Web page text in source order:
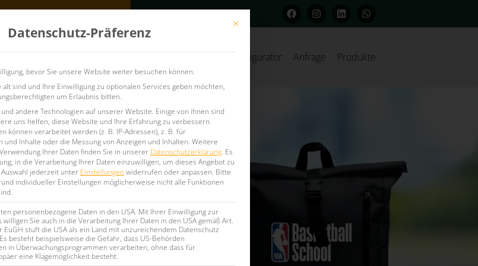
Konfigurator
Konfigurator Anfrage Produkte
DEINE FIRMA
DeineRucksäcke
Fashion und
Mit diesem Button wird der Dialog geschlossen. Seine Funktionalität ist
Datenschutz-Präferenz
bevor Sie unsere Website weiter besuchen können.
alt sind und Ihre Einwilligung zu optionalen Services geben möchten,
um Erlaubnis bitten.
andere Technologien auf unserer Website. Einige von ihnen sind
uns helfen, diese Website und Ihre Erfahrung zu verbessern.
können verarbeitet werden (z. B. IP-Adressen), z. B. für
und Inhalte oder die Messung von Anzeigen und Inhalten. Weitere
Ihrer Daten finden Sie in unserer Datenschutzerklärung. Es
in die Verarbeitung Ihrer Daten einzuwilligen, um dieses Angebot zu
jederzeit unter Einstellungen widerrufen oder anpassen. Bitte
individueller Einstellungen möglicherweise nicht alle Funktionen
personenbezogene Daten in den USA. Mit Ihrer Einwilligung zur
Sie auch in die Verarbeitung Ihrer Daten in den USA gemäß Art.
EuGH stuft die USA als ein Land mit unzureichendem Datenschutz
besteht beispielsweise die Gefahr, dass US-Behörden
in Überwachungsprogrammen verarbeiten, ohne dass für
eine Klagemöglichkeit besteht.